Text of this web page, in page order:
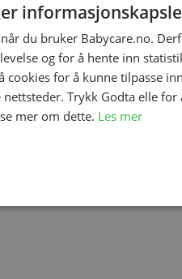
for spedbarn. Tøffe
at den med trygghet kan
ditt å holde seg varm
bidra til å holde barnet ditt
dere er ute, og sørg for å
du bruker Babycare.no.
og for å hente inn
cookies for å kunne tilpasse
Trykk Godta elle
mer om dette. Les mer